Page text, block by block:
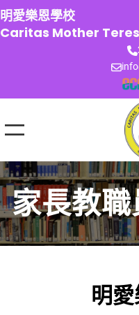
跳
至
主
明愛樂恩學校
Caritas Mother
家長教
明